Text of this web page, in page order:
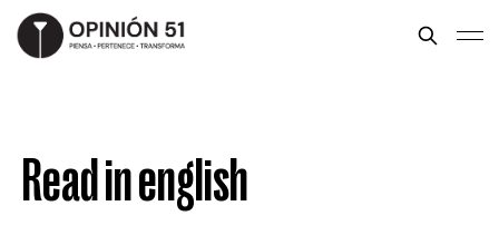
Read in english